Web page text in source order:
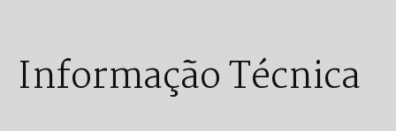
Informação Técnica